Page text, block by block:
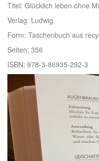
Titel: Glücklich leben ohne
Verlag: Ludwig
Form: Taschenbuch aus
Seiten: 356
ISBN: 978-3-86935-292-3